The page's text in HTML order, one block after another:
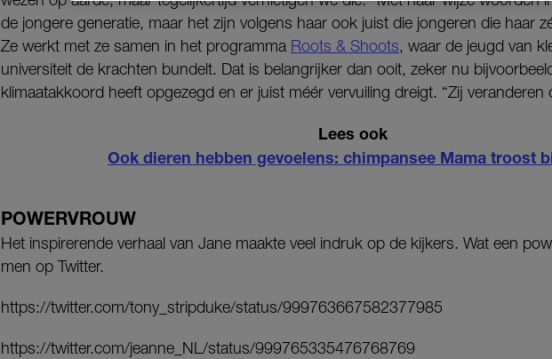
de jongere generatie, maar het zijn volgens haar ook juist die jongeren die haar
Ze werkt met ze samen in het programma Roots & Shoots, waar de jeugd van
universiteit de krachten bundelt. Dat is belangrijker dan ooit, zeker nu
klimaatakkoord heeft opgezegd en er juist méér vervuiling dreigt. “Zij veranderen
Lees ook
Ook dieren hebben gevoelens: chimpansee Mama troost
POWERVROUW
Het inspirerende verhaal van Jane maakte veel indruk op de kijkers. Wat een
men op Twitter.
https://twitter.com/tony_stripduke/status/999763667582377985
https://twitter.com/jeanne_NL/status/999765335476768769